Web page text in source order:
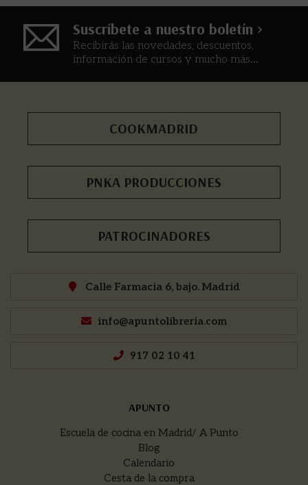
Suscríbete a nuestro boletín >
Recibirás las novedades, descuentos,
información de cursos y mucho más...
COOKMADRID
PNKA PRODUCCIONES
PATROCINADORES
Calle Farmacia 6, bajo. Madrid
info@apuntolibreria.com
917 02 10 41
APUNTO
Escuela de cocina en Madrid/ A Punto
Blog
Calendario
Cesta de la compra